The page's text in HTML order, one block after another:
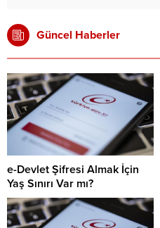
Güncel Haberler
e-Devlet Şifresi Almak İçin
Yaş Sınırı Var mı?